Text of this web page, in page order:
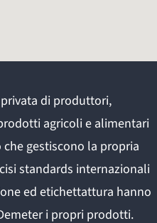
di produttori,
agricoli e alimentari
gestiscono la propria
standards internazionali
ed etichettattura hanno
i propri prodotti.